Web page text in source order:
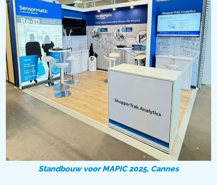
Standbouw voor MAPIC 2025, Cannes